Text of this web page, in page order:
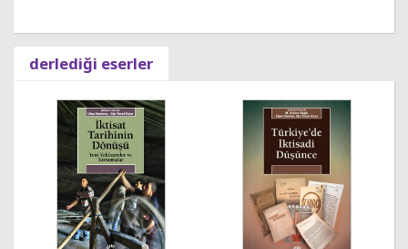
derlediği eserler